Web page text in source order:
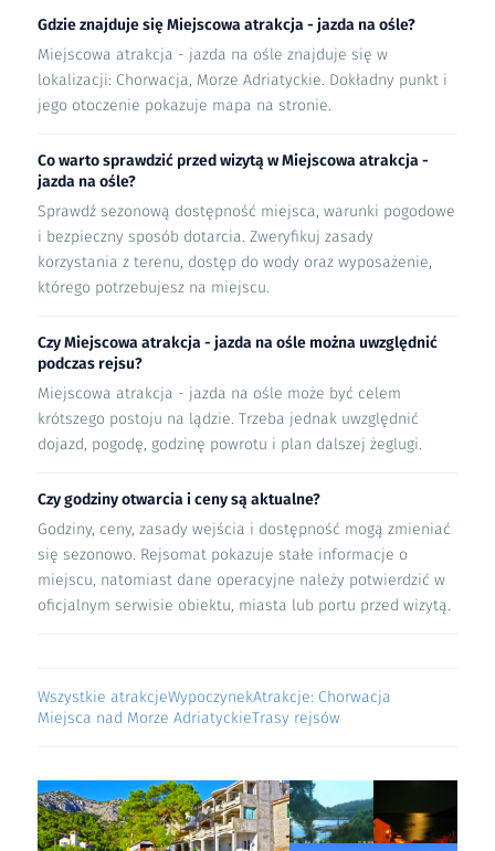
Gdzie znajduje się Miejscowa atrakcja - jazda na ośle?
Miejscowa atrakcja - jazda na ośle znajduje się w
lokalizacji: Chorwacja, Morze Adriatyckie. Dokładny punkt i
jego otoczenie pokazuje mapa na stronie.
Co warto sprawdzić przed wizytą w Miejscowa atrakcja -
jazda na ośle?
Sprawdź sezonową dostępność miejsca, warunki pogodowe
i bezpieczny sposób dotarcia. Zweryfikuj zasady
korzystania z terenu, dostęp do wody oraz wyposażenie,
którego potrzebujesz na miejscu.
Czy Miejscowa atrakcja - jazda na ośle można uwzględnić
podczas rejsu?
Miejscowa atrakcja - jazda na ośle może być celem
krótszego postoju na lądzie. Trzeba jednak uwzględnić
dojazd, pogodę, godzinę powrotu i plan dalszej żeglugi.
Czy godziny otwarcia i ceny są aktualne?
Godziny, ceny, zasady wejścia i dostępność mogą zmieniać
się sezonowo. Rejsomat pokazuje stałe informacje o
miejscu, natomiast dane operacyjne należy potwierdzić w
oficjalnym serwisie obiektu, miasta lub portu przed wizytą.
Wszystkie atrakcjeWypoczynekAtrakcje: Chorwacja
Miejsca nad Morze AdriatyckieTrasy rejsów